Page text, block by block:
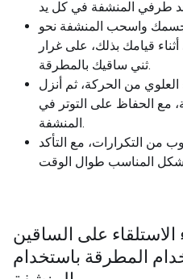
واسحب المنشفة نحو
قيامك بذلك، على غرار
ثني ساقيك بالمطرقة.
من الحركة، ثم أنزل
مع الحفاظ على التوتر في
المنشفة.
من التكرارات، مع التأكد
الاستلقاء على الساقين
المطرقة باستخدام